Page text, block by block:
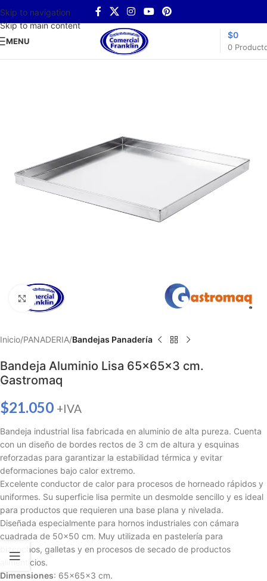
Skip to navigation
Skip to main content
MENU
0
$0
Haga clic para ampliar
Inicio PANADERIA Bandejas Panadería
Bandeja Aluminio Lisa 65x65x3 cm.
Gastromaq
$21.050 +IVA
Bandeja industrial lisa fabricada en aluminio de alta pureza. Cuenta
con un diseño de bordes rectos de 3 cm de altura y esquinas
reforzadas para garantizar la estabilidad térmica y evitar
deformaciones bajo calor extremo.
Excelente conductor de calor para procesos de horneado rápidos y
uniformes. Su superficie lisa permite un desmolde sencillo y es ideal
para productos que requieren una base plana y nivelada.
Diseñada especialmente para hornos industriales con cámara
cuadrada de 50×50 cm. Muy utilizada en pastelería para
bizcochos, galletas y en procesos de secado de productos
alimenticios.
Dimensiones: 65x65x3 cm.